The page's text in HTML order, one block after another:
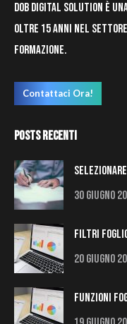
DOB Digital Solution è
oltre 15 anni nel
formazione.
Contattaci Ora!
Posts Recenti
30 Giugno
Filtri
20 Giugno
Funzioni